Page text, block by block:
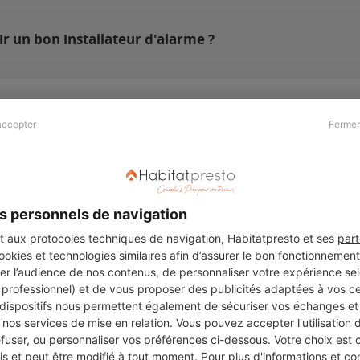
personnels de navigation
aux protocoles techniques de navigation, Habitatpresto et ses
et technologies similaires afin d’assurer le bon
l’audience de nos contenus, de personnaliser votre expérience
et de vous proposer des publicités adaptées à vos
nous permettent également de sécuriser vos échanges
services de mise en relation. Vous pouvez accepter l'utilisation
ou personnaliser vos préférences ci-dessous. Votre choix est
et peut être modifié à tout moment. Pour plus d'informations et
un bon installateur d'alarme ?
Revue de presse
Légal
Charte cookies
Suivez-nous